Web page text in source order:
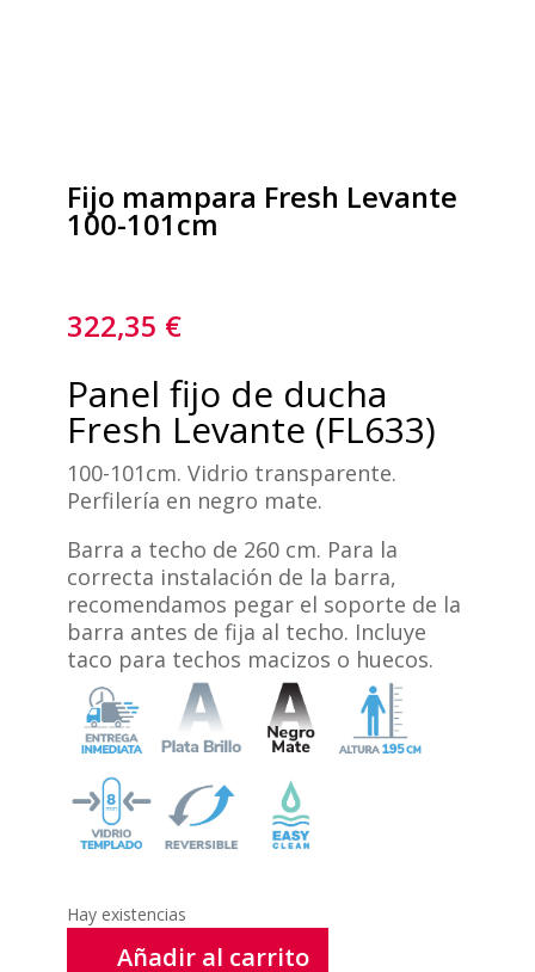
Fijo mampara Fresh Levante
100-101cm
322,35 €
Panel fijo de ducha
Fresh Levante (FL633)
100-101cm. Vidrio transparente.
Perfilería en negro mate.
Barra a techo de 260 cm. Para la
correcta instalación de la barra,
recomendamos pegar el soporte de la
barra antes de fija al techo. Incluye
taco para techos macizos o huecos.
Hay existencias
Añadir al carrito